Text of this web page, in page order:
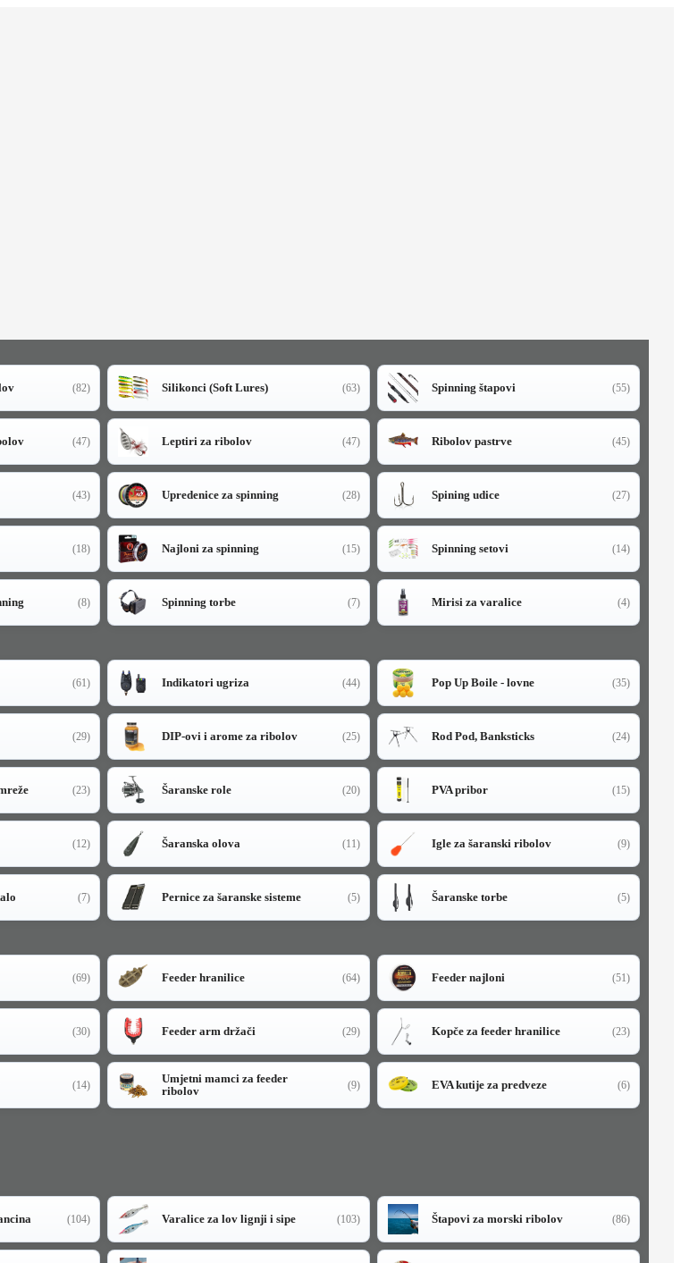
(82) Silikonci (Soft Lures) (63) Spinning štapovi (55)
(47) Leptiri za ribolov (47) Ribolov pastrve (45)
(43) Upredenice za spinning (28) Spining udice (27)
(18) Najloni za spinning (15) Spinning setovi (14)
(8) Spinning torbe (7) Mirisi za varalice (4)
(61) Indikatori ugriza (44) Pop Up Boile - lovne (35)
(29) DIP-ovi i arome za ribolov (25) Rod Pod, Banksticks (24)
(23) Šaranske role (20) PVA pribor (15)
(12) Šaranska olova (11) Igle za šaranski ribolov (9)
(7) Pernice za šaranske sisteme (5) Šaranske torbe (5)
(69) Feeder hranilice (64) Feeder najloni (51)
(30) Feeder arm držači (29) Kopče za feeder hranilice (23)
(14)
Umjetni mamci za feeder
ribolov
(9) EVA kutije za predveze (6)
(104) Varalice za lov lignji i sipe (103) Štapovi za morski ribolov (86)